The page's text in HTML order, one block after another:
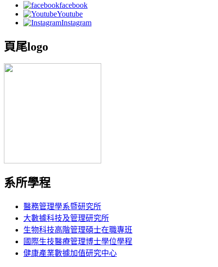
facebook
Youtube
Instagram
頁尾logo
系所學程
醫務管理學系暨研究所
大數據科技及管理研究所
生物科技高階管理碩士在職專班
國際生技醫療管理博士學位學程
健康產業數據加值研究中心